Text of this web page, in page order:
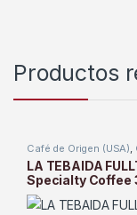
Productos
Café de Origen (USA)
LA TEBAIDA
Specialty Coffee
(12oz) – (Pack of 3)